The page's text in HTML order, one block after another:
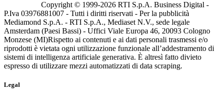
Copyright © 1999-2026 RTI S.p.A. Business Digital -
P.Iva 03976881007 - Tutti i diritti riservati - Per la pubblicità
Mediamond S.p.A. - RTI S.p.A., Mediaset N.V., sede legale
Amsterdam (Paesi Bassi) - Uffici Viale Europa 46, 20093 Cologno
Monzese (MI)Rispetto ai contenuti e ai dati personali trasmessi e/o
riprodotti è vietata ogni utilizzazione funzionale all’addestramento di
sistemi di intelligenza artificiale generativa. È altresì fatto divieto
espresso di utilizzare mezzi automatizzati di data scraping.
Legal